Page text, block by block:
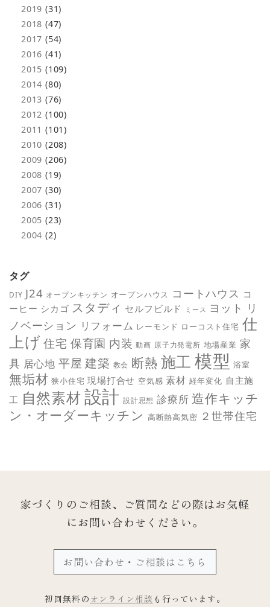
2019 (31)
2018 (47)
2017 (54)
2016 (41)
2015 (109)
2014 (80)
2013 (76)
2012 (100)
2011 (101)
2010 (208)
2009 (206)
2008 (19)
2007 (30)
2006 (31)
2005 (23)
2004 (2)
タグ
DIY J24 オープンキッチン オープンハウス コートハウス コ
ーヒー シカゴ スタディ セルフビルド ミース ヨット リ
ノベーション リフォーム レーモンド ローコスト住宅 仕
上げ 住宅 保育園 内装 動画 原子力発電所 地場産業 家
具 居心地 平屋 建築 教会 断熱 施工 模型 浴室
無垢材 狭小住宅 現場打合せ 空気感 素材 経年変化 自主施
工 自然素材 設計 設計思想 診療所 造作キッチ
ン・オーダーキッチン 高断熱高気密 ２世帯住宅
家づくりのご相談、ご質問などの際はお気軽
にお問い合わせください。
お問い合わせ・ご相談はこちら
初回無料の オンライン相談 も行っています。